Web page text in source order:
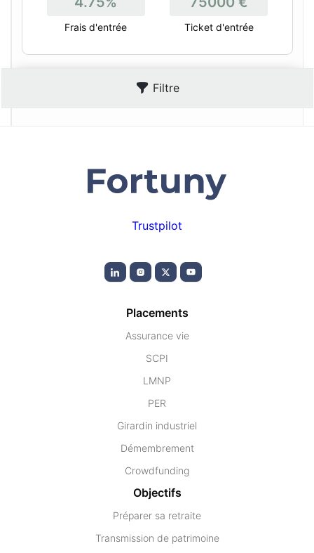
Frais d'entrée Ticket d'entrée
Filtre
Trustpilot
Placements
Assurance vie
SCPI
LMNP
PER
Girardin industriel
Démembrement
Crowdfunding
Objectifs
Préparer sa retraite
Transmission de patrimoine